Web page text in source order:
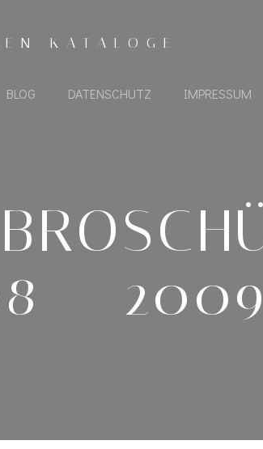
KATALOGE
BLOG DATENSCHUTZ IMPRESSUM
– 2009